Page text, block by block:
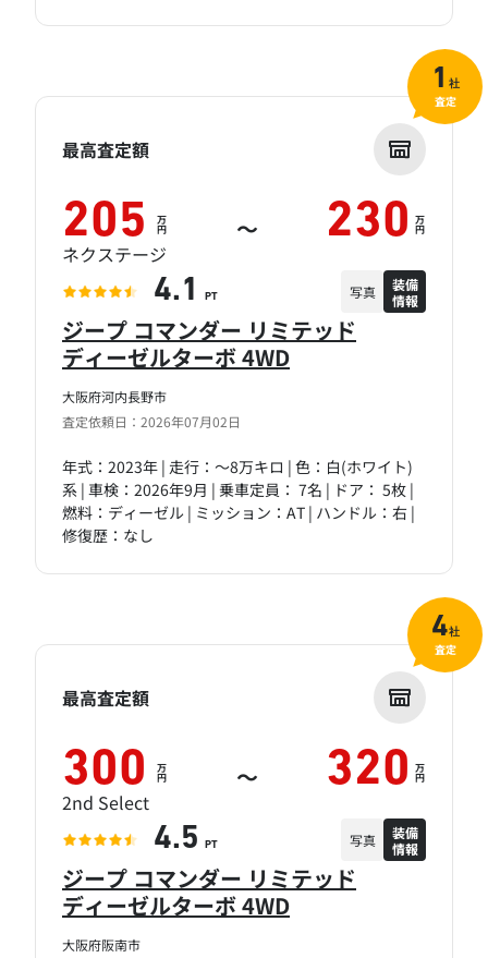
大阪府河内長野市
査定依頼日：2026年07月02日
ジープ コマンダー リミテッド
ディーゼルターボ 4WD
年式：2023年 | 走行：～8万キロ | 色：白(ホワイト)
系 | 車検：2026年9月 | 乗車定員： 7名 | ドア： 5枚 |
燃料：ディーゼル | ミッション：AT | ハンドル：右 |
修復歴：なし
最高査定額
205 万
円 ～ 230 万
円
ネクステージ
4.1 PT 写真
装備
情報
1 社
査定
大阪府阪南市
ジープ コマンダー リミテッド
ディーゼルターボ 4WD
最高査定額
300 万
円 ～ 320 万
円
2nd Select
4.5 PT 写真
装備
情報
4社
査定